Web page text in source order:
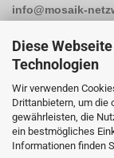
Diese
Technologien
Wir verwenden
Drittanbietern, um die
gewährleisten, die
ein bestmögliches
Informationen finden
info@mosaik-
Retouren Adresse:
Mosaik-Netzwerk
Kapellenstrasse 3
96117